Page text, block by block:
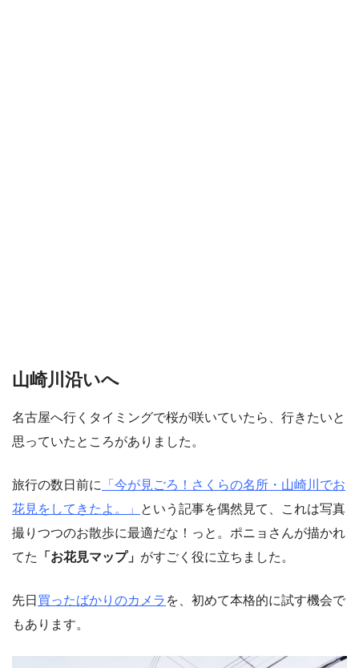
山崎川沿いへ
名古屋へ行くタイミングで桜が咲いていたら、行きたいと
思っていたところがありました。
旅行の数日前に
「今が見ごろ！さくらの名所・山崎川でお
花見をしてきたよ。」
という記事を偶然見て、これは写真
撮りつつのお散歩に最適だな！っと。ポニョさんが描かれ
てた
「お花見マップ」 がすごく役に立ちました。
先日 買ったばかりのカメラ を、初めて本格的に試す機会で
もあります。